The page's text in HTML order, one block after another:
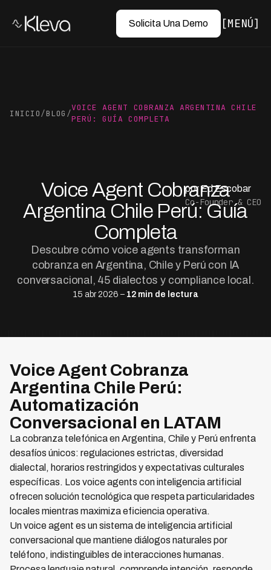
Solicita Una Demo MENÚ
INICIO/BLOG /
VOICE AGENT COBRANZA ARGENTINA CHILE
PERÚ: GUÍA COMPLETA
Voice Agent Cobranza
Argentina Chile Perú: Guía
Completa
Descubre cómo voice agents transforman
cobranza en Argentina, Chile y Perú con IA
conversacional, 45 dialectos y compliance local.
15 abr 2026 – 12 min de lectura
por Ed Escobar
Co-Founder & CEO
Voice Agent Cobranza
Argentina Chile Perú:
Automatización
Conversacional en LATAM
La cobranza telefónica en Argentina, Chile y Perú enfrenta
desafíos únicos: regulaciones estrictas, diversidad
dialectal, horarios restringidos y expectativas culturales
específicas. Los voice agents con inteligencia artificial
ofrecen solución tecnológica que respeta particularidades
locales mientras maximiza eficiencia operativa.
Un voice agent es un sistema de inteligencia artificial
conversacional que mantiene diálogos naturales por
teléfono, indistinguibles de interacciones humanas.